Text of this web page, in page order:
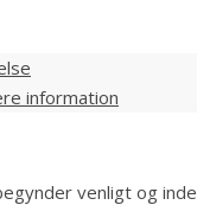
information
venligt og